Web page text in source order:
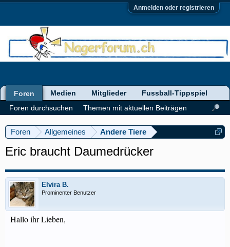
Anmelden oder registrieren
Foren Allgemeines Andere Tiere
Eric braucht Daumedrücker
Elvira B.
Prominenter Benutzer
Hallo ihr Lieben,
Foren
Foren durchsuchen
Themen mit aktuellen Beiträgen
Medien Mitglieder Fussball-Tippspiel